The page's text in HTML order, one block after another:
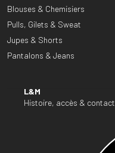
Blouses & Chemisiers
Pulls, Gilets & Sweat
Jupes & Shorts
Pantalons & Jeans
L&M
Histoire, accès & contact